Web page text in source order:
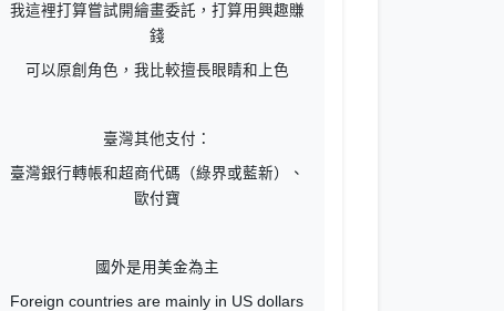
我這裡打算嘗試開繪畫委託，打算用興趣賺
錢
可以原創角色，我比較擅長眼睛和上色
臺灣其他支付：
臺灣銀行轉帳和超商代碼（綠界或藍新）、
歐付寶
國外是用美金為主
Foreign countries are mainly in US dollars